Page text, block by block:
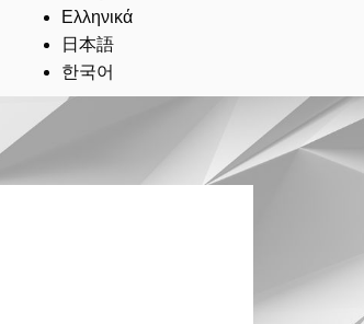
Ελληνικά
日本語
한국어